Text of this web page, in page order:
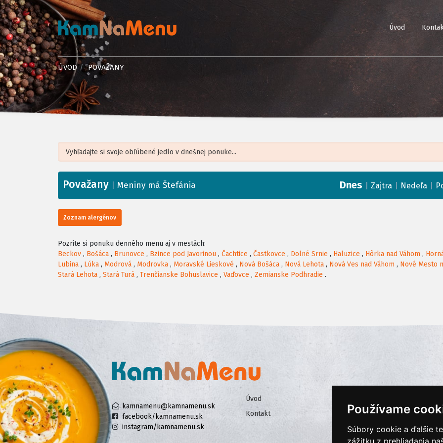
Používame
Súbory cookie a ďalšie
zážitku z prehliadania
Úvod
ÚVOD POVAŽANY
+
−
Považany Meniny má Štefánia Dnes Zajtra Nedeľa
Zoznam alergénov
Pozrite si ponuku denného menu aj v mestách:
Beckov , Bošáca , Brunovce , Bzince pod Javorinou , Čachtice , Častkovce , Dolné Srnie , Haluzice , Hôrka nad Váhom ,
Lubina , Lúka , Modrová , Modrovka , Moravské Lieskové , Nová Bošáca , Nová Lehota , Nová Ves nad Váhom , Nové Mesto
Stará Lehota , Stará Turá , Trenčianske Bohuslavice , Vaďovce , Zemianske Podhradie .
kamnamenu@kamnamenu.sk
facebook/kamnamenu.sk
instagram/kamnamenu.sk
Úvod
Kontakt
Ochrana osobných údajov
Cookies